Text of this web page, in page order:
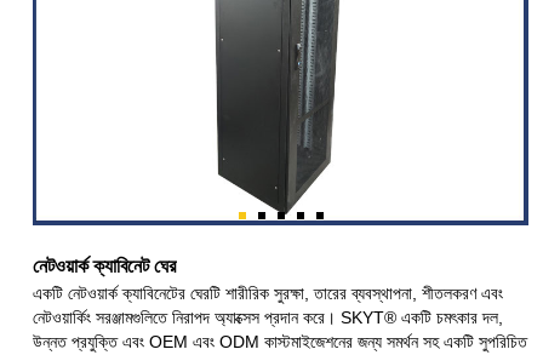
নেটওয়ার্ক ক্যাবিনেট ঘের
একটি নেটওয়ার্ক ক্যাবিনেটের ঘেরটি শারীরিক সুরক্ষা, তারের ব্যবস্থাপনা, শীতলকরণ এবং
নেটওয়ার্কিং সরঞ্জামগুলিতে নিরাপদ অ্যাক্সেস প্রদান করে। SKYT® একটি চমৎকার দল,
উন্নত প্রযুক্তি এবং OEM এবং ODM কাস্টমাইজেশনের জন্য সমর্থন সহ একটি সুপরিচিত